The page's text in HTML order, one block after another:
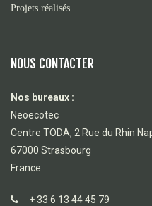
Projets réalisés
NOUS CONTACTER
Nos bureaux :
Neoecotec
Centre TODA, 2 Rue du Rhin
67000 Strasbourg
France
+ 33 6 13 44 45 79